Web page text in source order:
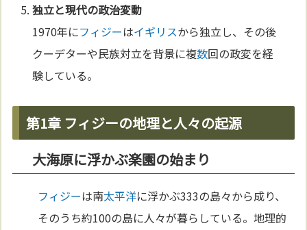
独立と現代の政治変動
1970年にフィジーはイギリスから独立し、その後
クーデターや民族対立を背景に複数回の政変を経
験している。
第1章 フィジーの地理と人々の起源
大海原に浮かぶ楽園の始まり
フィジーは南太平洋に浮かぶ333の島々から成り、
そのうち約100の島に人々が暮らしている。地理的